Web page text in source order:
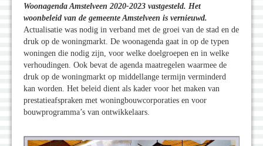
Woonagenda Amstelveen 2020-2023 vastgesteld. Het
woonbeleid van de gemeente Amstelveen is vernieuwd.
Actualisatie was nodig in verband met de groei van de stad en de
druk op de woningmarkt. De woonagenda gaat in op de typen
woningen die nodig zijn, voor welke doelgroepen en in welke
verhoudingen. Ook bevat de agenda maatregelen waarmee de
druk op de woningmarkt op middellange termijn verminderd
kan worden. Het beleid dient als kader voor het maken van
prestatieafspraken met woningbouwcorporaties en voor
bouwprogramma’s van ontwikkelaars.